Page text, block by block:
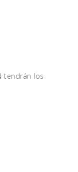
tendrán los